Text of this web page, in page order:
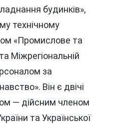
будинків»,
технічному
«Промислове та
Міжрегіональній
за
Він є двічі
— дійсним членом
та Української